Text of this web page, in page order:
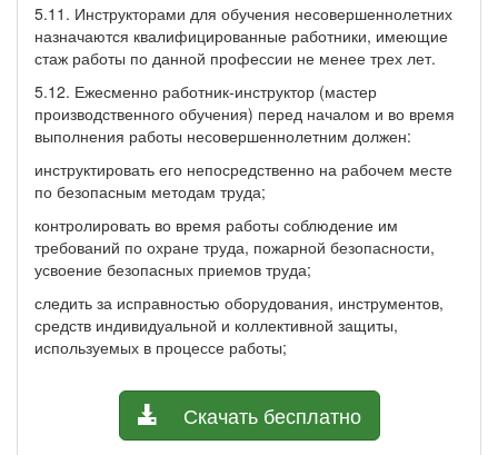
5.11. Инструкторами для обучения несовершеннолетних
назначаются квалифицированные работники, имеющие
стаж работы по данной профессии не менее трех лет.
5.12. Ежесменно работник-инструктор (мастер
производственного обучения) перед началом и во время
выполнения работы несовершеннолетним должен:
инструктировать его непосредственно на рабочем месте
по безопасным методам труда;
контролировать во время работы соблюдение им
требований по охране труда, пожарной безопасности,
усвоение безопасных приемов труда;
следить за исправностью оборудования, инструментов,
средств индивидуальной и коллективной защиты,
используемых в процессе работы;
Скачать бесплатно